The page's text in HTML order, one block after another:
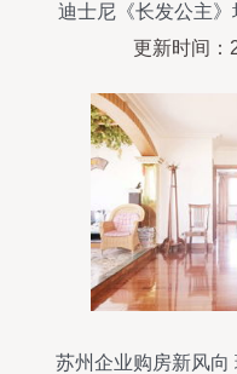
迪士尼《长发公主
更新时间：
苏州企业购房新风向